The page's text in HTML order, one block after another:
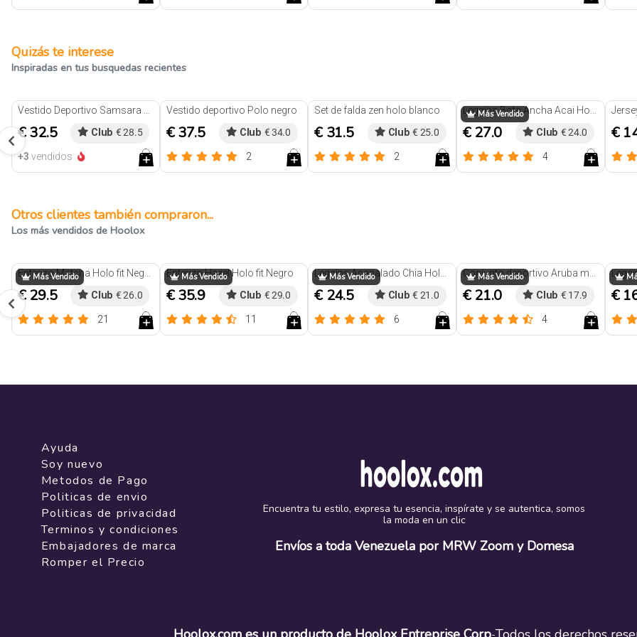
Quizás te interese
Inspiradas en tus busquedas recientes
Vestido Deportivo Samsara Negro
€ 32.5 Club € 28.5
+3 vendidos
Vestido deportivo Polo negro
€ 37.5 Club € 34.0
2
Set de falda zen holo blanco
€ 31.5 Club € 25.0
2
Más Vendido Leggins Bota Ancha Acai Holo marron
€ 27.0 Club € 24.0
4
€
Otros clientes también compraron...
Los más vendidos de Hoolox
Más Vendido Enterizo Matcha Holo fit Negro
€ 29.5 Club € 26.0
21
Más Vendido
Enterizo Hazel Holo fit Negro
€ 35.9 Club € 29.0
11
Más Vendido Leggins Acanalado Chia Holo Marron
€ 24.5 Club € 21.0
6
Más Vendido Conjunto deportivo Aruba morado
€ 21.0 Club € 17.9
4
€
Ayuda
Soy nuevo
Metodos de Pago
Politicas de envio
Politicas de privacidad
Terminos y condiciones
Embajadores de marca
Romper el Precio
Encuentra tu estilo, expresa tu esencia, inspírate y se autentica, somos
la moda en un clic
Envíos a toda Venezuela por MRW Zoom y Domesa
-